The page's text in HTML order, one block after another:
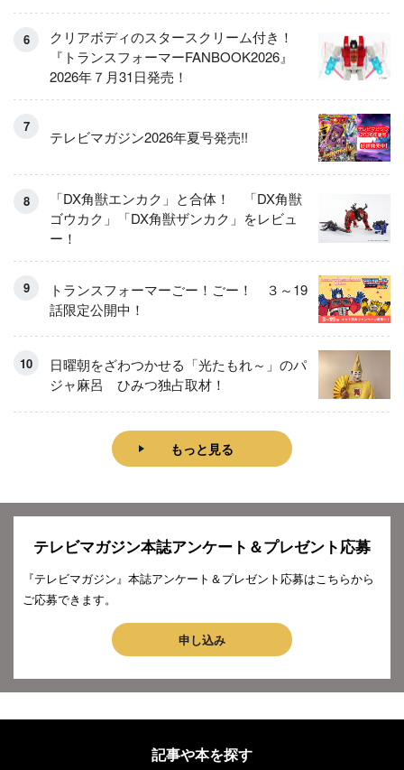
クリアボディのスタースクリーム付き！
『トランスフォーマーFANBOOK2026』
2026年７月31日発売！
テレビマガジン2026年夏号発売!!
「DX角獣エンカク」と合体！ 「DX角獣
ゴウカク」「DX角獣ザンカク」をレビュ
ー！
トランスフォーマーごー！ごー！ ３～19
話限定公開中！
日曜朝をざわつかせる「光たもれ～」のパ
ジャ麻呂 ひみつ独占取材！
もっと見る
テレビマガジン本誌アンケート＆プレゼント応募
『テレビマガジン』本誌アンケート＆プレゼント応募はこちらから
ご応募できます。
申し込み
記事や本を探す